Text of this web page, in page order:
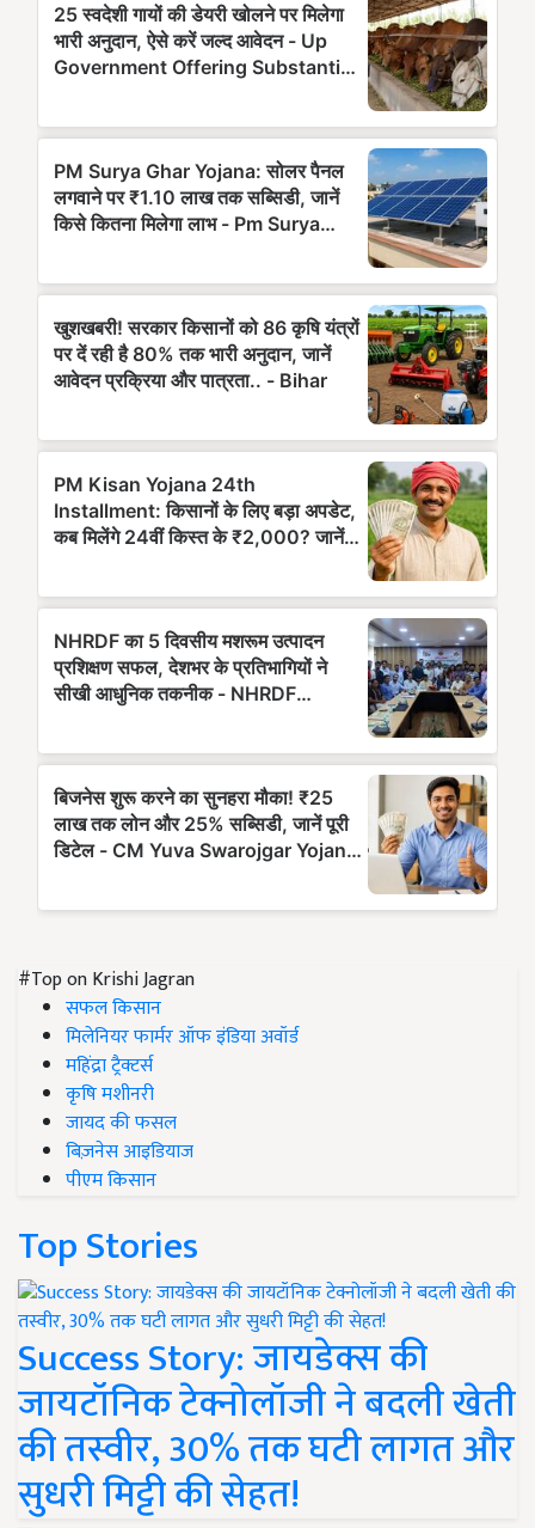
#Top on Krishi Jagran
सफल किसान
मिलेनियर फार्मर ऑफ इंडिया अवॉर्ड
महिंद्रा ट्रैक्टर्स
कृषि मशीनरी
जायद की फसल
बिज़नेस आइडियाज
पीएम किसान
Top Stories
Success Story: जायडेक्स की
जायटॉनिक टेक्नोलॉजी ने बदली खेती
की तस्वीर, 30% तक घटी लागत और
सुधरी मिट्टी की सेहत!